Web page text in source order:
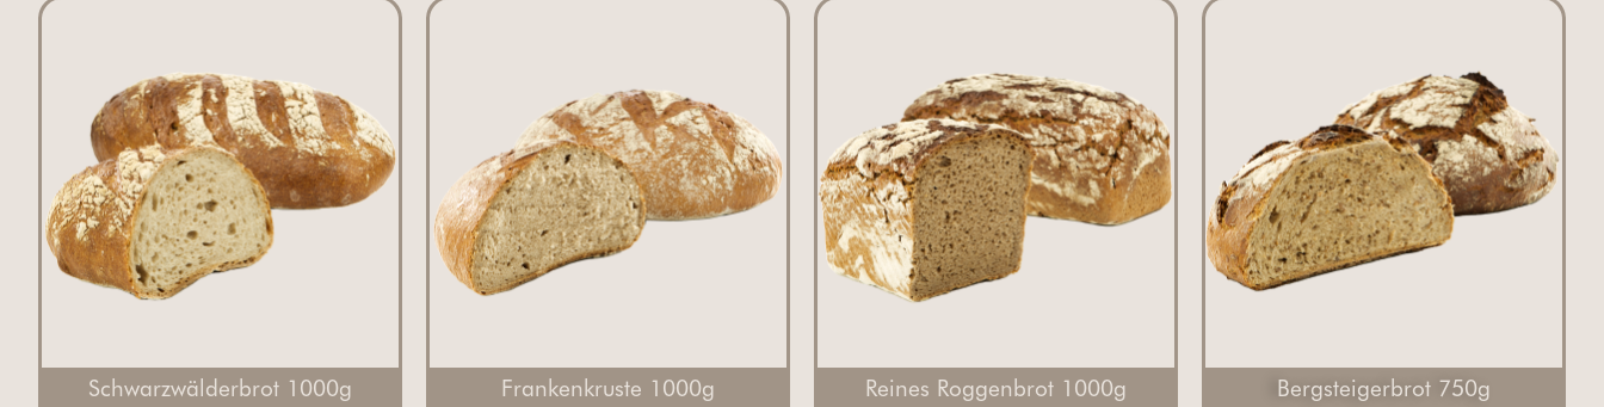
Schwarzwälderbrot 1000g Frankenkruste 1000g Reines Roggenbrot 1000g Bergsteigerbrot 750g